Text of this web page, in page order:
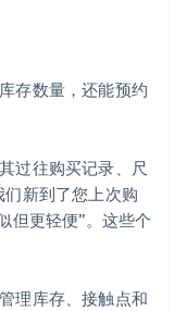
存数量，还能预约
过往购买记录、尺
新到了您上次购
但更轻便”。这些个
理库存、接触点和